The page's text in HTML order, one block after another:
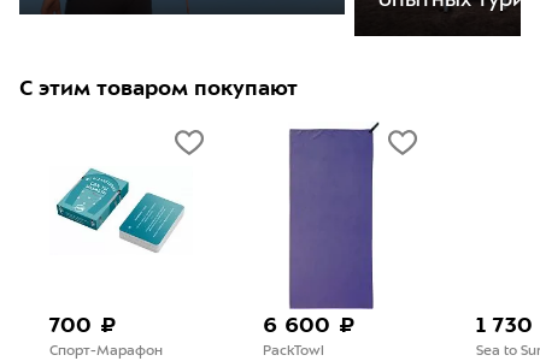
С этим товаром покупают
700 ₽
Спорт-Марафон
6 600 ₽
PackTowl
1
Sea to